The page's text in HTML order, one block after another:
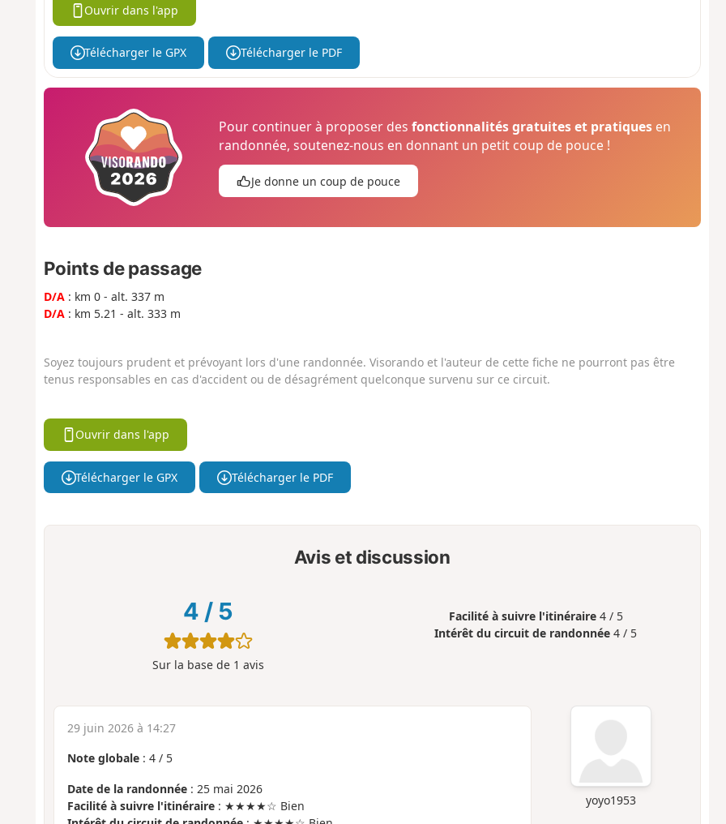
Ouvrir dans l'app
Télécharger le GPX Télécharger le PDF
Pour continuer à proposer desfonctionnalités gratuites et pratiques en
randonnée, soutenez-nous en donnant un petit coup de pouce !
Je donne un coup de pouce
Points de passage
D/A: km 0 - alt. 337 m
D/A: km 5.21 - alt. 333 m
Soyez toujours prudent et prévoyant lors d'une randonnée. Visorando et l'auteur de cette fiche ne pourront pas être
tenus responsables en cas d'accident ou de désagrément quelconque survenu sur ce circuit.
Ouvrir dans l'app
Télécharger le GPX Télécharger le PDF
Avis et discussion
4 / 5
Sur la base de 1 avis
Facilité à suivre l'itinéraire 4 / 5
Intérêt du circuit de randonnée 4 / 5
yoyo1953
29 juin 2026 à 14:27
Note globale: 4/ 5
Date de la randonnée: 25 mai 2026
Facilité à suivre l'itinéraire: ★★★★☆ Bien